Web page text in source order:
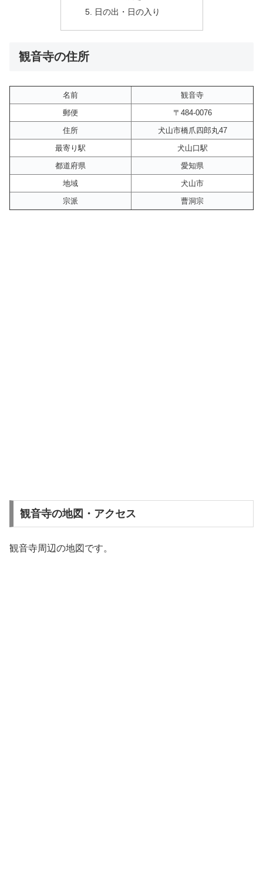
日の出・日の入り
観音寺の住所
名前
観音寺
郵便
〒484-0076
住所
犬山市橋爪四郎丸47
最寄り駅
犬山口駅
都道府県
愛知県
地域
犬山市
宗派
曹洞宗
観音寺の地図・アクセス
観音寺周辺の地図です。